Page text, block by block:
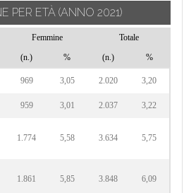
PER ETÀ (ANNO 2021)
Femmine
Totale
(n.) % (n.) %
969 3,05 2.020 3,20
959 3,01 2.037 3,22
1.774 5,58 3.634 5,75
1.861 5,85 3.848 6,09